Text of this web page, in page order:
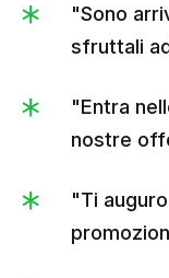
"Sono
sfruttali
"Entra
nostre
"Ti